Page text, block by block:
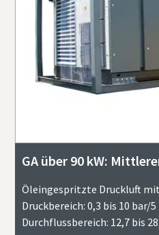
GA über 90 kW:
Öleingespritzte Druckluft
Druckbereich: 0,3 bis 10 bar/5
Durchflussbereich: 12,7 bis